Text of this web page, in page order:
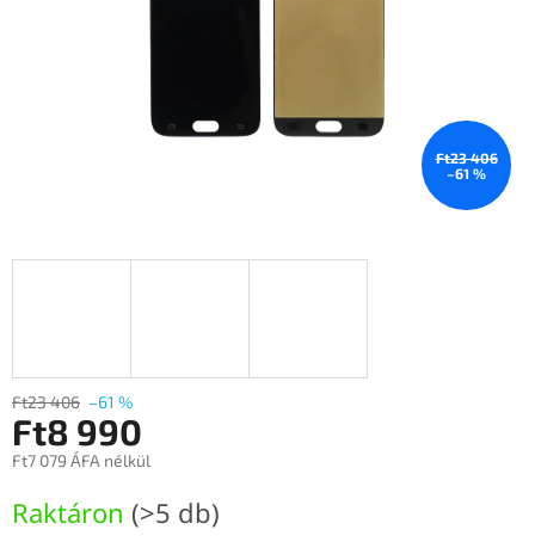
Ft23 406
–61 %
Ft23 406 –61 %
Ft8 990
Ft7 079 ÁFA nélkül
Raktáron (>5 db)